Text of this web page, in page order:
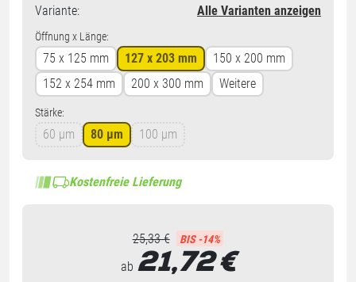
Variante: Alle Varianten anzeigen
Öffnung x Länge:
75 x 125 mm 127 x 203 mm
150 x 200 mm
152 x 254 mm
200 x 300 mm Weitere
Stärke:
60 µm 80 µm 100 µm
Kostenfreie Lieferung
25,33 € BIS -14%
ab 21,72 €